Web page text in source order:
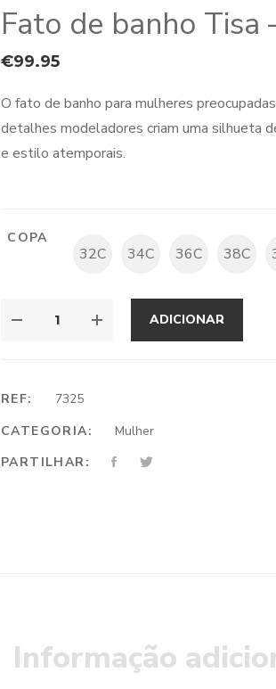
Fato de banho Tisa
€99.95
O fato de banho para mulheres
detalhes modeladores criam uma silhueta
e estilo atemporais.
COPA
32C 34C 36C 38C
ADICIONAR
REF:
7325
CATEGORIA:
Mulher
PARTILHAR:
Informação